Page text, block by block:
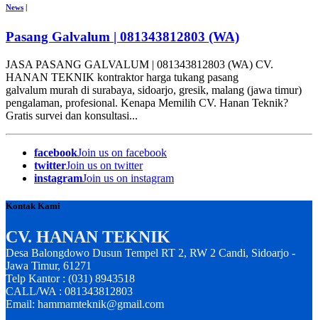
News
Pasang Galvalum | 081343812803 (WA)
JASA PASANG GALVALUM | 081343812803 (WA) CV.
HANAN TEKNIK kontraktor harga tukang pasang
galvalum murah di surabaya, sidoarjo, gresik, malang (jawa timur)
pengalaman, profesional. Kenapa Memilih CV. Hanan Teknik?
Gratis survei dan konsultasi...
facebookJoin us on facebook
twitterJoin us on twitter
instagramJoin us on instagram
Kontak Kami
CV. HANAN TEKNIK
Desa Balongdowo Dusun Tempel RT 2, RW 2 Candi, Sidoarjo -
Jawa Timur, 61271
Telp Kantor : (031) 8943518
CALL/WA : 081343812803
Email: hammamteknik@gmail.com